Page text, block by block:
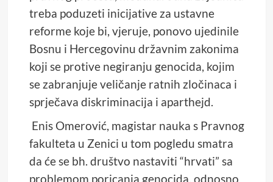
treba poduzeti inicijative za ustavne
reforme koje bi, vjeruje, ponovo ujedinile
Bosnu i Hercegovinu državnim zakonima
koji se protive negiranju genocida, kojim
se zabranjuje veličanje ratnih zločinaca i
sprječava diskriminacija i aparthejd.
Enis Omerović, magistar nauka s Pravnog
fakulteta u Zenici u tom pogledu smatra
da će se bh. društvo nastaviti “hrvati” sa
problemom poricanja genocida, odnosno